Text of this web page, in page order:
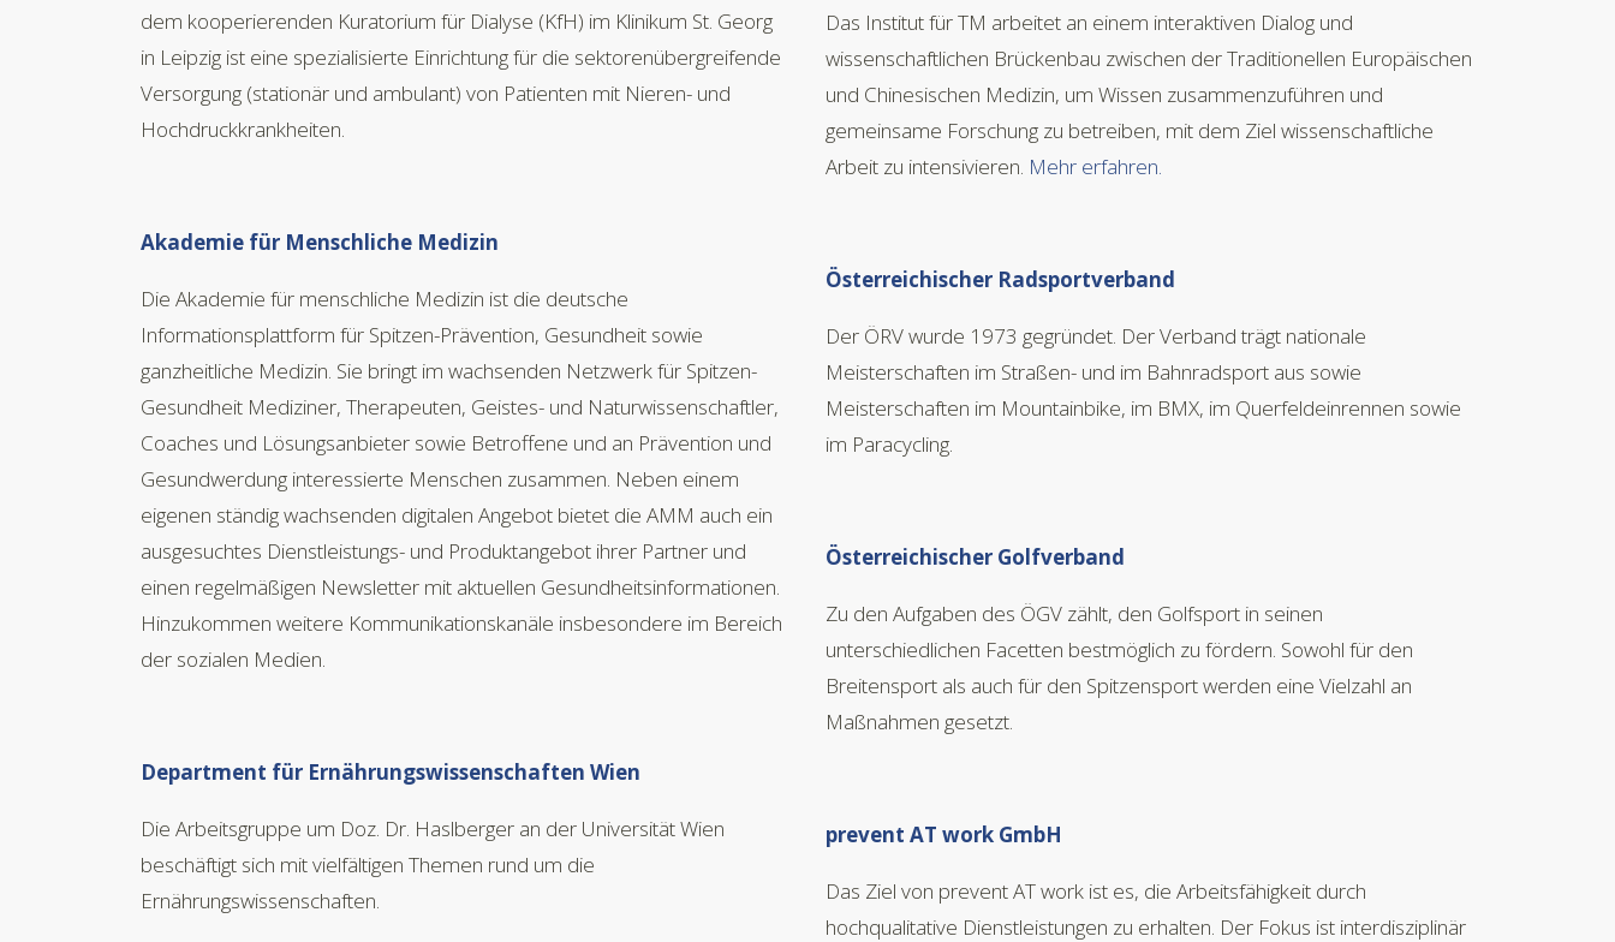
dem kooperierenden Kuratorium für Dialyse (KfH) im Klinikum St. Georg
in Leipzig ist eine spezialisierte Einrichtung für die sektorenübergreifende
Versorgung (stationär und ambulant) von Patienten mit Nieren- und
Hochdruckkrankheiten.
Akademie für Menschliche Medizin
Die Akademie für menschliche Medizin ist die deutsche
Informationsplattform für Spitzen-Prävention, Gesundheit sowie
ganzheitliche Medizin. Sie bringt im wachsenden Netzwerk für Spitzen-
Gesundheit Mediziner, Therapeuten, Geistes- und Naturwissenschaftler,
Coaches und Lösungsanbieter sowie Betroffene und an Prävention und
Gesundwerdung interessierte Menschen zusammen. Neben einem
eigenen ständig wachsenden digitalen Angebot bietet die AMM auch ein
ausgesuchtes Dienstleistungs- und Produktangebot ihrer Partner und
einen regelmäßigen Newsletter mit aktuellen Gesundheitsinformationen.
Hinzukommen weitere Kommunikationskanäle insbesondere im Bereich
der sozialen Medien.
Department für Ernährungswissenschaften Wien
Die Arbeitsgruppe um Doz. Dr. Haslberger an der Universität Wien
beschäftigt sich mit vielfältigen Themen rund um die
Ernährungswissenschaften.
Das Institut für TM arbeitet an einem interaktiven Dialog und
wissenschaftlichen Brückenbau zwischen der Traditionellen Europäischen
und Chinesischen Medizin, um Wissen zusammenzuführen und
gemeinsame Forschung zu betreiben, mit dem Ziel wissenschaftliche
Arbeit zu intensivieren. Mehr erfahren.
Österreichischer Radsportverband
Der ÖRV wurde 1973 gegründet. Der Verband trägt nationale
Meisterschaften im Straßen- und im Bahnradsport aus sowie
Meisterschaften im Mountainbike, im BMX, im Querfeldeinrennen sowie
im Paracycling.
Österreichischer Golfverband
Zu den Aufgaben des ÖGV zählt, den Golfsport in seinen
unterschiedlichen Facetten bestmöglich zu fördern. Sowohl für den
Breitensport als auch für den Spitzensport werden eine Vielzahl an
Maßnahmen gesetzt.
prevent AT work GmbH
Das Ziel von prevent AT work ist es, die Arbeitsfähigkeit durch
hochqualitative Dienstleistungen zu erhalten. Der Fokus ist interdisziplinär